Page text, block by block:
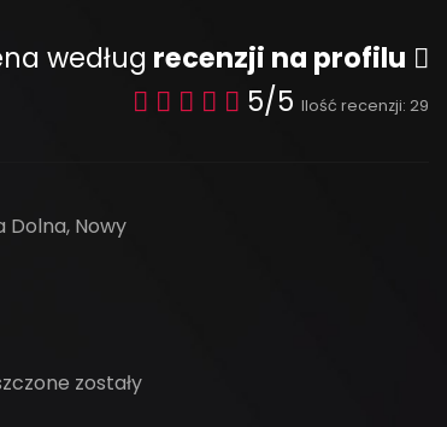
według recenzji na profilu
5/5 Ilość recenzji: 29
Dolna, Nowy
zostały